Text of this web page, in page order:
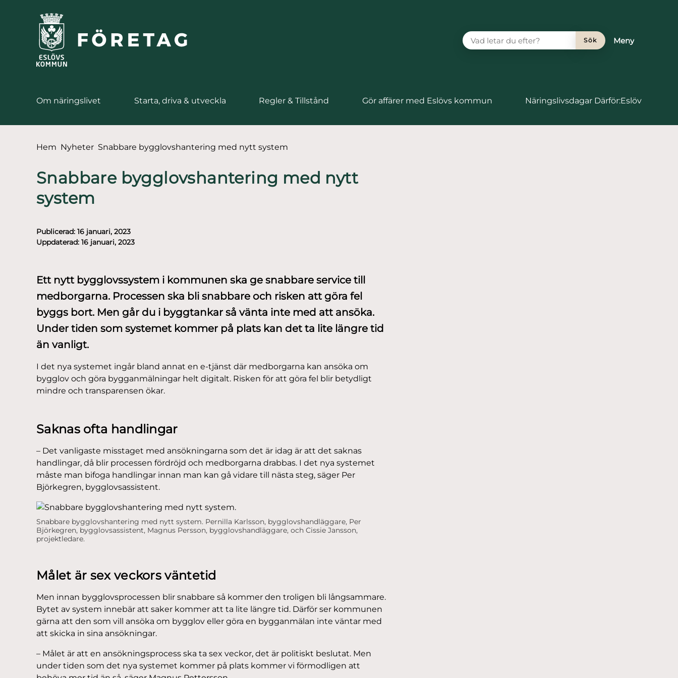
till innehåll
huvudmeny
VAD LETAR DU EFTER?
Sök
Meny
Om näringslivet Starta, driva & utveckla Regler & Tillstånd Gör affärer med Eslövs kommun Näringslivsdagar Därför:Eslöv
Du är här:
Hem Nyheter Snabbare bygglovshantering med nytt system
Snabbare bygglovshantering med nytt
system
Publicerad: 16 januari, 2023
Uppdaterad: 16 januari, 2023
Ett nytt bygglovssystem i kommunen ska ge snabbare service till
medborgarna. Processen ska bli snabbare och risken att göra fel
byggs bort. Men går du i byggtankar så vänta inte med att ansöka.
Under tiden som systemet kommer på plats kan det ta lite längre tid
än vanligt.
I det nya systemet ingår bland annat en e-tjänst där medborgarna kan ansöka om
bygglov och göra bygganmälningar helt digitalt. Risken för att göra fel blir betydligt
mindre och transparensen ökar.
Saknas ofta handlingar
– Det vanligaste misstaget med ansökningarna som det är idag är att det saknas
handlingar, då blir processen fördröjd och medborgarna drabbas. I det nya systemet
måste man bifoga handlingar innan man kan gå vidare till nästa steg, säger Per
Björkegren, bygglovsassistent.
Snabbare bygglovshantering med nytt system. Pernilla Karlsson, bygglovshandläggare, Per
Björkegren, bygglovsassistent, Magnus Persson, bygglovshandläggare, och Cissie Jansson,
projektledare.
Målet är sex veckors väntetid
Men innan bygglovsprocessen blir snabbare så kommer den troligen bli långsammare.
Bytet av system innebär att saker kommer att ta lite längre tid. Därför ser kommunen
gärna att den som vill ansöka om bygglov eller göra en bygganmälan inte väntar med
att skicka in sina ansökningar.
– Målet är att en ansökningsprocess ska ta sex veckor, det är politiskt beslutat. Men
under tiden som det nya systemet kommer på plats kommer vi förmodligen att